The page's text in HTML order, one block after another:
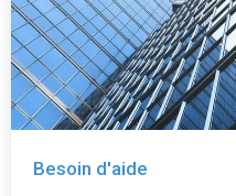
Besoin d'aide